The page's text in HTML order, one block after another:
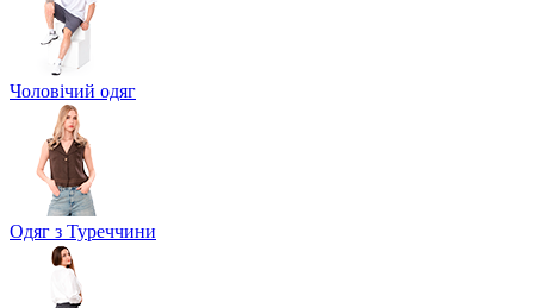
Чоловічий одяг
Одяг з Туреччини